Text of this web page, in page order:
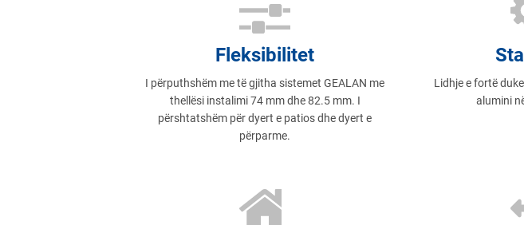
Fleksibilitet
I përputhshëm me të gjitha sistemet GEALAN me
thellësi instalimi 74 mm dhe 82.5 mm. I
përshtatshëm për dyert e patios dhe dyert e
përparme.
Lidhje e fortë
alumini